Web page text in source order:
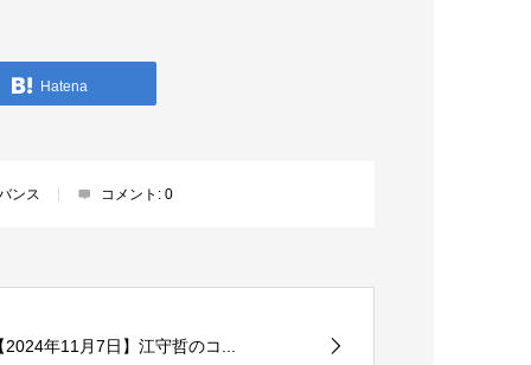
Hatena
ンス コメント:0
2024年11月7日】江守哲のコ...